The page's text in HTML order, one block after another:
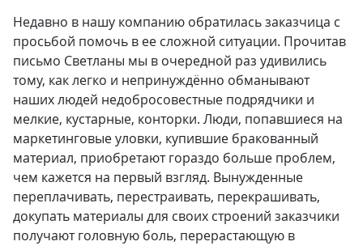
Недавно в нашу компанию обратилась заказчица с
просьбой помочь в ее сложной ситуации. Прочитав
письмо Светланы мы в очередной раз удивились
тому, как легко и непринуждённо обманывают
наших людей недобросовестные подрядчики и
мелкие, кустарные, конторки. Люди, попавшиеся на
маркетинговые уловки, купившие бракованный
материал, приобретают гораздо больше проблем,
чем кажется на первый взгляд. Вынужденные
переплачивать, перестраивать, перекрашивать,
докупать материалы для своих строений заказчики
получают головную боль, перерастающую в